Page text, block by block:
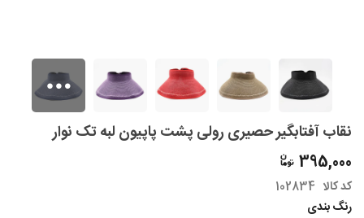
نقاب آفتابگیر حصیری رولی پشت پاپیون لبه تک نوار
395,000
کد کالا 102834
رنگ بندی